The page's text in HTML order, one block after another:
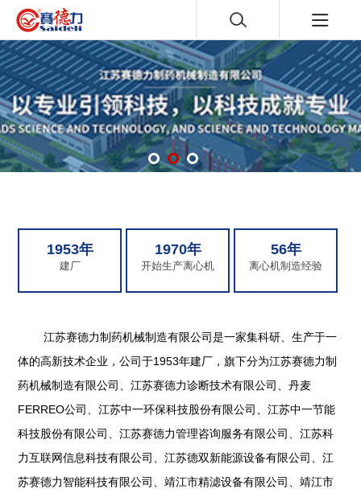
1953年
建厂
1970年
开始生产离心机
56年
离心机制造经验
江苏赛德力制药机械制造有限公司是一家集科研、生产于一
体的高新技术企业，公司于1953年建厂，旗下分为江苏赛德力制
药机械制造有限公司、江苏赛德力诊断技术有限公司、丹麦
FERREO公司、江苏中一环保科技股份有限公司、江苏中一节能
科技股份有限公司、江苏赛德力管理咨询服务有限公司、江苏科
力互联网信息科技有限公司、江苏德双新能源设备有限公司、江
苏赛德力智能科技有限公司、靖江市精滤设备有限公司、靖江市